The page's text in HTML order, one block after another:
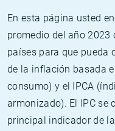
En esta página usted
promedio del año 2023
países para que pueda
de la inflación basada
consumo) y el IPCA
armonizado). El IPC se
principal indicador de